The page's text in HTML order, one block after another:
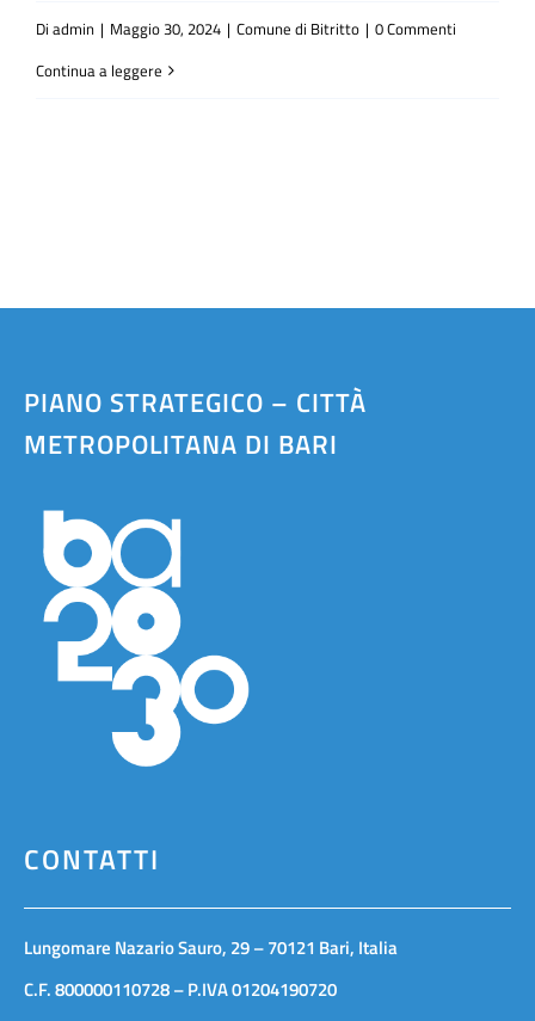
Di admin | Maggio 30, 2024 | Comune di Bitritto | 0 Commenti
Continua a leggere
PIANO STRATEGICO – CITTÀ
METROPOLITANA DI BARI
CONTATTI
Lungomare Nazario Sauro, 29 – 70121 Bari, Italia
C.F. 800000110728 – P.IVA 01204190720